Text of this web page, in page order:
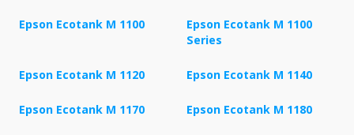
Epson Ecotank M 1100
Epson Ecotank M 1100
Series
Epson Ecotank M 1120 Epson Ecotank M 1140
Epson Ecotank M 1170 Epson Ecotank M 1180